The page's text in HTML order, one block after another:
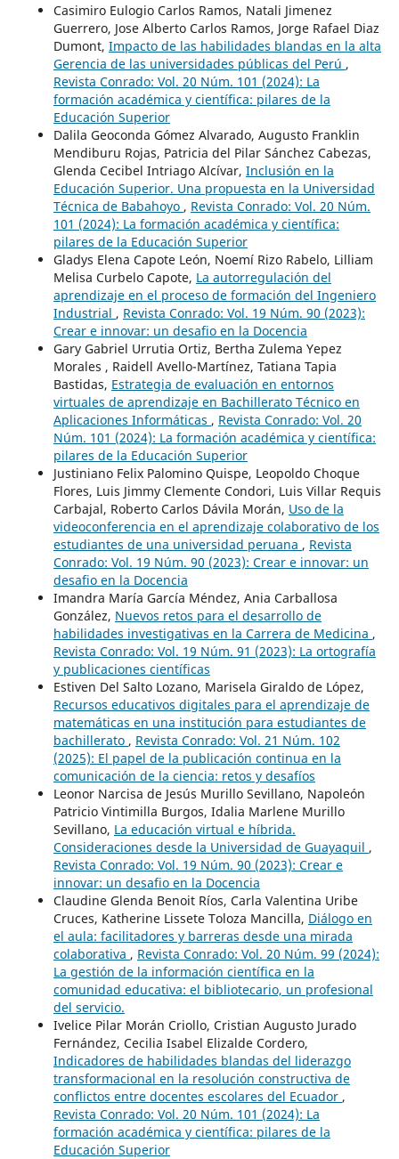
Casimiro Eulogio Carlos Ramos, Natali Jimenez
Guerrero, Jose Alberto Carlos Ramos, Jorge Rafael Diaz
Dumont, Impacto de las habilidades blandas en la alta
Gerencia de las universidades públicas del Perú ,
Revista Conrado: Vol. 20 Núm. 101 (2024): La
formación académica y científica: pilares de la
Educación Superior
Dalila Geoconda Gómez Alvarado, Augusto Franklin
Mendiburu Rojas, Patricia del Pilar Sánchez Cabezas,
Glenda Cecibel Intriago Alcívar, Inclusión en la
Educación Superior. Una propuesta en la Universidad
Técnica de Babahoyo , Revista Conrado: Vol. 20 Núm.
101 (2024): La formación académica y científica:
pilares de la Educación Superior
Gladys Elena Capote León, Noemí Rizo Rabelo, Lilliam
Melisa Curbelo Capote, La autorregulación del
aprendizaje en el proceso de formación del Ingeniero
Industrial , Revista Conrado: Vol. 19 Núm. 90 (2023):
Crear e innovar: un desafio en la Docencia
Gary Gabriel Urrutia Ortiz, Bertha Zulema Yepez
Morales , Raidell Avello-Martínez, Tatiana Tapia
Bastidas, Estrategia de evaluación en entornos
virtuales de aprendizaje en Bachillerato Técnico en
Aplicaciones Informáticas , Revista Conrado: Vol. 20
Núm. 101 (2024): La formación académica y científica:
pilares de la Educación Superior
Justiniano Felix Palomino Quispe, Leopoldo Choque
Flores, Luis Jimmy Clemente Condori, Luis Villar Requis
Carbajal, Roberto Carlos Dávila Morán, Uso de la
videoconferencia en el aprendizaje colaborativo de los
estudiantes de una universidad peruana , Revista
Conrado: Vol. 19 Núm. 90 (2023): Crear e innovar: un
desafio en la Docencia
Imandra María García Méndez, Ania Carballosa
González, Nuevos retos para el desarrollo de
habilidades investigativas en la Carrera de Medicina ,
Revista Conrado: Vol. 19 Núm. 91 (2023): La ortografía
y publicaciones científicas
Estiven Del Salto Lozano, Marisela Giraldo de López,
Recursos educativos digitales para el aprendizaje de
matemáticas en una institución para estudiantes de
bachillerato , Revista Conrado: Vol. 21 Núm. 102
(2025): El papel de la publicación continua en la
comunicación de la ciencia: retos y desafíos
Leonor Narcisa de Jesús Murillo Sevillano, Napoleón
Patricio Vintimilla Burgos, Idalia Marlene Murillo
Sevillano, La educación virtual e híbrida.
Consideraciones desde la Universidad de Guayaquil ,
Revista Conrado: Vol. 19 Núm. 90 (2023): Crear e
innovar: un desafio en la Docencia
Claudine Glenda Benoit Ríos, Carla Valentina Uribe
Cruces, Katherine Lissete Toloza Mancilla, Diálogo en
el aula: facilitadores y barreras desde una mirada
colaborativa , Revista Conrado: Vol. 20 Núm. 99 (2024):
La gestión de la información científica en la
comunidad educativa: el bibliotecario, un profesional
del servicio.
Ivelice Pilar Morán Criollo, Cristian Augusto Jurado
Fernández, Cecilia Isabel Elizalde Cordero,
Indicadores de habilidades blandas del liderazgo
transformacional en la resolución constructiva de
conflictos entre docentes escolares del Ecuador ,
Revista Conrado: Vol. 20 Núm. 101 (2024): La
formación académica y científica: pilares de la
Educación Superior